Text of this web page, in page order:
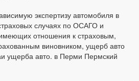
экспертизу автомобиля в
случаях по ОСАГО и
отношения к страховым,
виновником, ущерб авто
ущерба авто. в Перми Пермский